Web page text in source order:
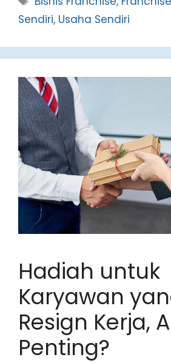
Sendiri, Usaha Sendiri
Hadiah untuk
Karyawan
Resign Kerja,
Penting?